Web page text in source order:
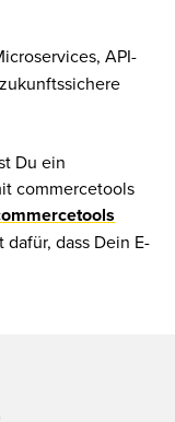
API-
Du ein
commercetools
dass Dein E-